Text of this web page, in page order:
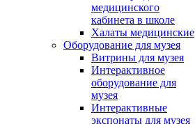
медицинского
кабинета в школе
Халаты медицинские
Оборудование для музея
Витрины для музея
Интерактивное
оборудование для
музея
Интерактивные
экспонаты для музея